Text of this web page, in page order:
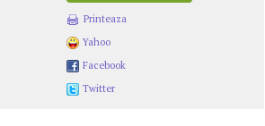
Printeaza
Yahoo
Facebook
Twitter